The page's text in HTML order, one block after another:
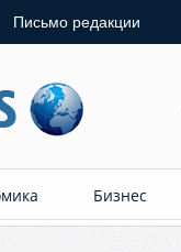
Письмо редакции
Бизнес